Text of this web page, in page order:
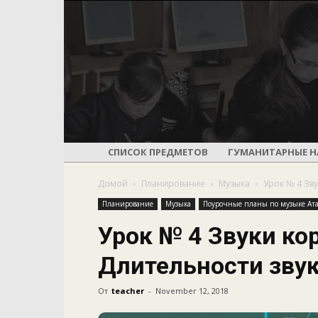
СПИСОК ПРЕДМЕТОВ ГУМАНИТАРНЫЕ
Домой Планирование Музыка Урок № 4
Планирование Музыка Поурочные планы по музыке
Урок № 4 Звуки
Длительности
От teacher - November 12, 2018